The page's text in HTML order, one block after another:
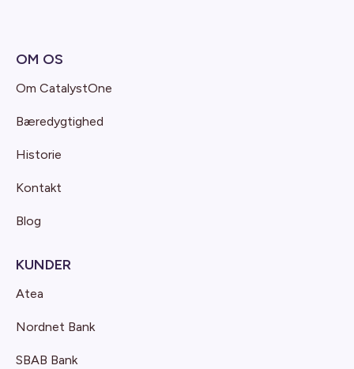
OM OS
Om CatalystOne
Bæredygtighed
Historie
Kontakt
Blog
KUNDER
Atea
Nordnet Bank
SBAB Bank